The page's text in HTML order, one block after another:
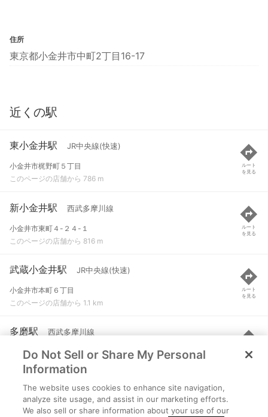
住所
東京都小金井市中町2丁目16-17
近くの駅
東小金井駅 JR中央線(快速)
小金井市梶野町５丁目
このページの店舗から 786 m
ルート
を見る
新小金井駅 西武多摩川線
小金井市東町４-２４-１
このページの店舗から 816 m
ルート
を見る
武蔵小金井駅 JR中央線(快速)
小金井市本町６丁目
このページの店舗から 1.1 km
ルート
を見る
多磨駅 西武多摩川線
府中市紅葉丘３-４２-２
このページの店舗から 2.3 km
ルート
を見る
武蔵境駅 JR中央線(快速) など
武蔵野市境１丁目
Do Not Sell or Share My Personal
Information
The website uses cookies to enhance site navigation,
analyze site usage, and assist in our marketing efforts.
We also sell or share information about your use of our